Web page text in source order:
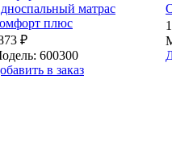
матрас
плюс
₽
600300
в заказ